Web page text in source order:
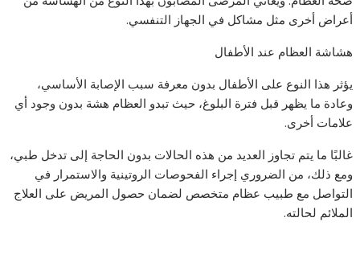
أعراض أخرى مثل مشاكل في الجهاز التنفسي.
هشاشة العظام عند الأطفال
يؤثر هذا النوع على الأطفال بدون معرفة سبب الإصابة الأساسي،
وعادة ما يظهر قبل فترة البلوغ، حيث تبدو العظام هشة بدون وجود أي
علامات أخرى.
غالبًا ما يتم تجاوز العديد من هذه الحالات بدون الحاجة إلى تدخل طبي،
ومع ذلك، من الضروري إجراء الفحوصات الروتينية والاستمرار في
التواصل مع طبيب عظام متخصص لضمان حصول المريض على العلاج
الملائم لحالته.